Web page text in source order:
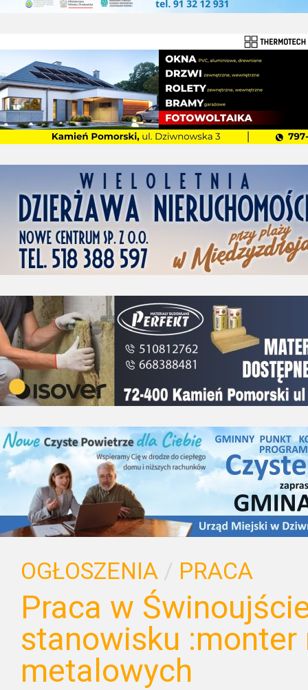
OGŁOSZENIA / PRACA
Praca w
stanowisku :monter
metalowych